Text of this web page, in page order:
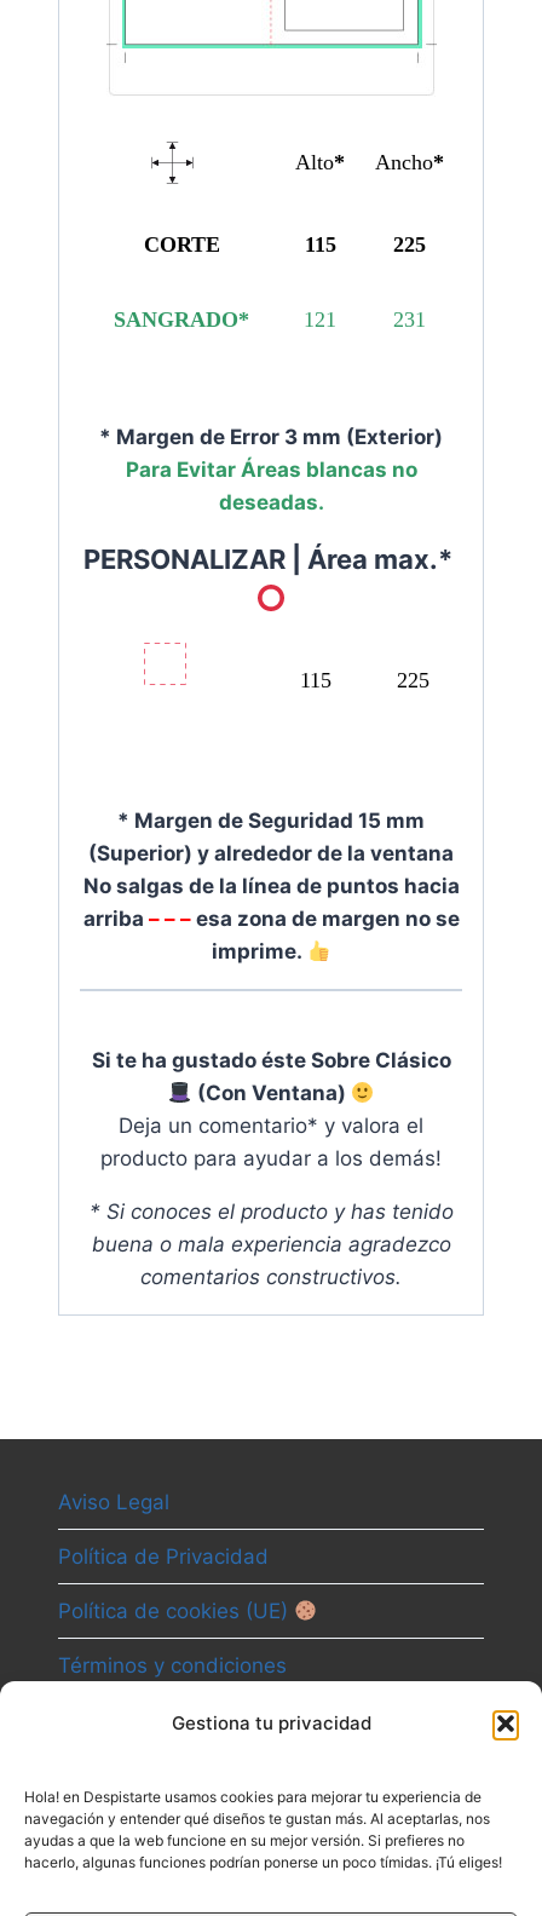
Gestiona tu privacidad
Hola! en Despistarte usamos cookies para mejorar tu experiencia de
navegación y entender qué diseños te gustan más. Al aceptarlas, nos
ayudas a que la web funcione en su mejor versión. Si prefieres no
hacerlo, algunas funciones podrían ponerse un poco tímidas. ¡Tú eliges!
Alto* Ancho*
CORTE 115 225
SANGRADO* 121 231
* Margen de Error 3 mm (Exterior)
Para Evitar Áreas blancas no
deseadas.
PERSONALIZAR | Área max.*
115 225
* Margen de Seguridad 15 mm
(Superior) y alrededor de la ventana
No salgas de la línea de puntos hacia
arriba – – – esa zona de margen no se
imprime.
Si te ha gustado éste Sobre Clásico
(Con Ventana)
Deja un comentario* y valora el
producto para ayudar a los demás!
* Si conoces el producto y has tenido
buena o mala experiencia agradezco
comentarios constructivos.
Aviso Legal
Política de Privacidad
Política de cookies (UE)
Términos y condiciones
Canal
Contacto